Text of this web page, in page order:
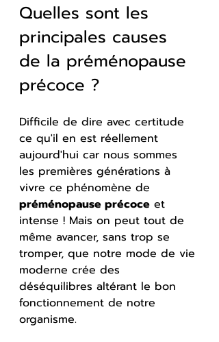
Quelles sont les
principales causes
de la préménopause
précoce ?
Difficile de dire avec certitude
ce qu'il en est réellement
aujourd'hui car nous sommes
les premières générations à
vivre ce phénomène de
préménopause précoce et
intense ! Mais on peut tout de
même avancer, sans trop se
tromper, que notre mode de vie
moderne crée des
déséquilibres altérant le bon
fonctionnement de notre
organisme.